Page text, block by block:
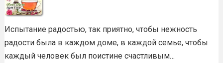
Испытание радостью, так приятно, чтобы нежность
радости была в каждом доме, в каждой семье, чтобы
каждый человек был поистине счастливым…